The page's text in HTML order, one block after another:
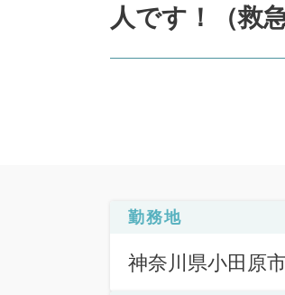
人です！（救
勤務地
神奈川県小田原市